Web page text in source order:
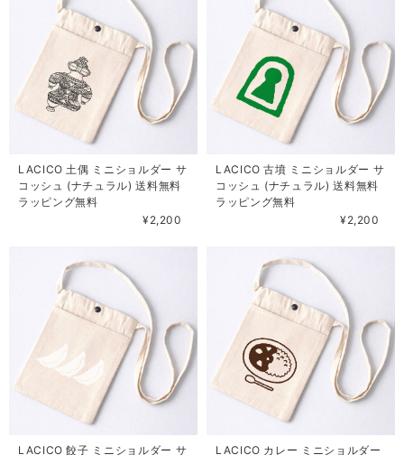
LACICO 土偶 ミニショルダー サ
コッシュ (ナチュラル) 送料無料
ラッピング無料
¥2,200
LACICO 古墳 ミニショルダー サ
コッシュ (ナチュラル) 送料無料
ラッピング無料
¥2,200
LACICO 餃子 ミニショルダー サ LACICO カレー ミニショルダー